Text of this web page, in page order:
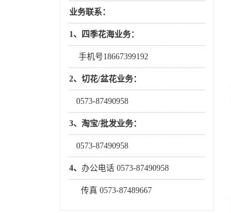
业务联系：
1、四季花海业务：
手机号18667399192
2、切花/盆花业务：
0573-87490958
3、淘宝/批发业务：
0573-87490958
4、 办公电话 0573-87490958
传真 0573-87489667